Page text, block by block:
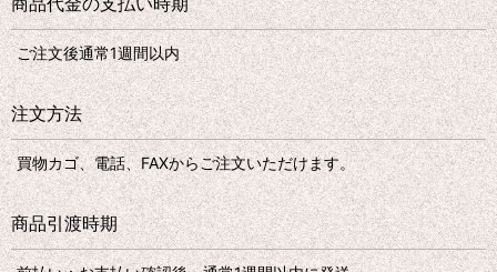
ご注文後通常1週間以内
注文方法
買物カゴ、電話、FAXからご注文いただけます。
商品引渡時期